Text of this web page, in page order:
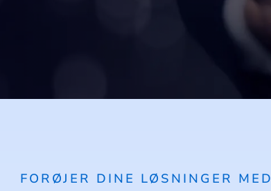
FORØJER DINE LØSNINGER MED